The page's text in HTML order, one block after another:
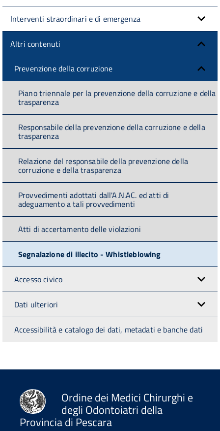
Interventi straordinari e di emergenza
Altri contenuti
Prevenzione della corruzione
Piano triennale per la prevenzione della corruzione e della
trasparenza
Responsabile della prevenzione della corruzione e della
trasparenza
Relazione del responsabile della prevenzione della
corruzione e della trasparenza
Provvedimenti adottati dall'A.N.AC. ed atti di
adeguamento a tali provvedimenti
Atti di accertamento delle violazioni
Segnalazione di illecito - Whistleblowing
Accesso civico
Dati ulteriori
Accessibilità e catalogo dei dati, metadati e banche dati
Ordine dei Medici Chirurghi e
degli Odontoiatri della
Provincia di Pescara